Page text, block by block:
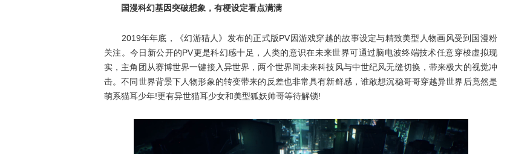
国漫科幻基因突破想象，有梗设定看点满满
2019年年底，《幻游猎人》发布的正式版PV因游戏穿越的故事设定与精致美型人物画风受到国漫粉
关注。今日新公开的PV更是科幻感十足，人类的意识在未来世界可通过脑电波终端技术任意穿梭虚拟现
实，主角团从赛博世界一键接入异世界，两个世界间未来科技风与中世纪风无缝切换，带来极大的视觉冲
击。不同世界背景下人物形象的转变带来的反差也非常具有新鲜感，谁敢想沉稳哥哥穿越异世界后竟然是
萌系猫耳少年!更有异世猫耳少女和美型狐妖帅哥等待解锁!